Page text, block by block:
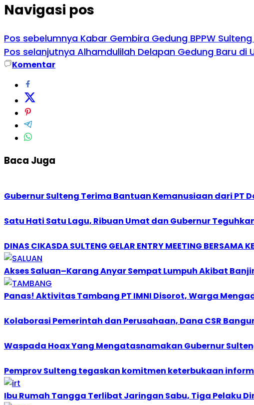
Navigasi pos
Pos sebelumnya Kabar Gembira Gedung BPPW
Pos selanjutnya Alhamdulilah Delapan Gedung Baru di
Komentar
Baca Juga
Gubernur Sulteng Terima Bantuan Kemanusiaan dari PT
Satu Hati Satu Lagu, Ribuan Umat dan Gubernur
DINAS CIKASDA SULTENG GELAR ENTRY MEETING BERSAMA
Akses Saluan–Karang Anyar Sempat Lumpuh Akibat
Panas! Aktivitas Tambang PT IMNI Disorot, Warga
Kolaborasi Pemerintah dan Perusahaan, Dana CSR
Waspada Hoax Yang Mengatasnamakan Gubernur
Pemprov Sulteng tegaskan komitmen keterbukaan
Ibu Rumah Tangga Terlibat Jaringan Sabu, Tiga Pelaku